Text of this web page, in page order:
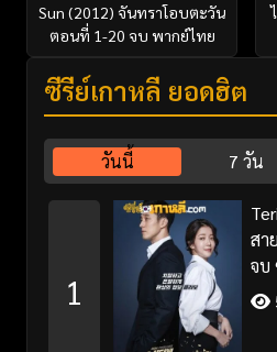
Sun (2012) จันทราโอบตะวัน
ตอนที่ 1-20 จบ พากย์ไทย
ซีรี่ย์เกาหลี ยอดฮิต
วันนี้ 7 วัน
1
สา
จบ